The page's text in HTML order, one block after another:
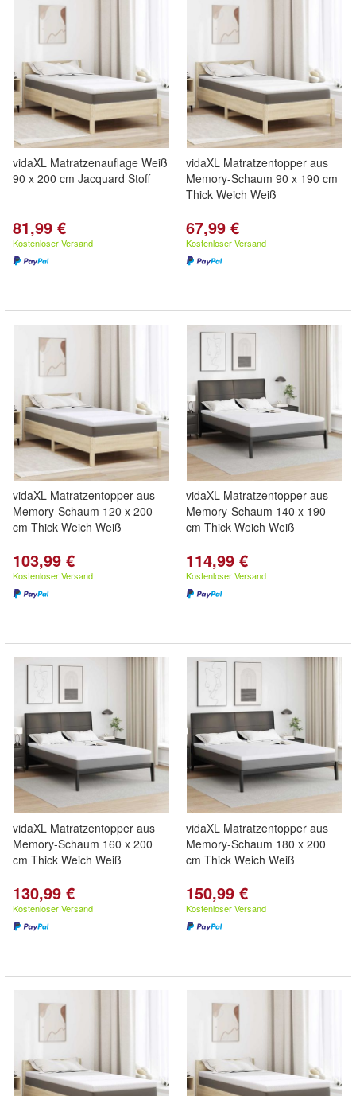
vidaXL Matratzenauflage Weiß
90 x 200 cm Jacquard Stoff
81,99 €
Kostenloser Versand
vidaXL Matratzentopper aus
Memory-Schaum 90 x 190 cm
Thick Weich Weiß
67,99 €
Kostenloser Versand
vidaXL Matratzentopper aus
Memory-Schaum 120 x 200
cm Thick Weich Weiß
103,99 €
Kostenloser Versand
vidaXL Matratzentopper aus
Memory-Schaum 140 x 190
cm Thick Weich Weiß
114,99 €
Kostenloser Versand
vidaXL Matratzentopper aus
Memory-Schaum 160 x 200
cm Thick Weich Weiß
130,99 €
Kostenloser Versand
vidaXL Matratzentopper aus
Memory-Schaum 180 x 200
cm Thick Weich Weiß
150,99 €
Kostenloser Versand